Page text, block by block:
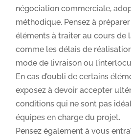
négociation commerciale,
méthodique. Pensez à
éléments à traiter au cours de
comme les délais de
mode de livraison ou
En cas d’oubli de certains
exposez à devoir accepter
conditions qui ne sont pas
équipes en charge du projet.
Pensez également à vous